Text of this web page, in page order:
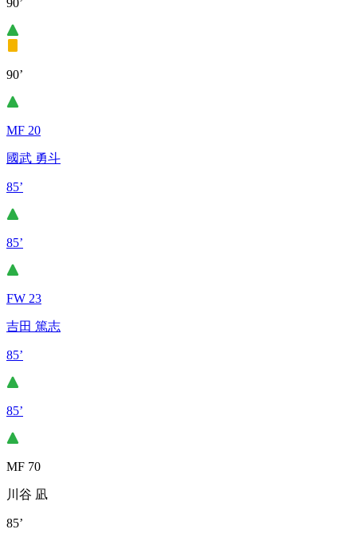
90’
MF 20
國武 勇斗
85’
85’
FW 23
吉田 篤志
85’
85’
MF 70
川谷 凪
85’